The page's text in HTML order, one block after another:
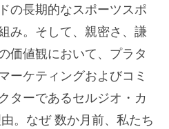
の長期的なスポーツスポ
み。そして、親密さ、謙
価値観において、プラタ
ーケティングおよびコミ
ターであるセルジオ・カ
。 なぜ数か月前、私たち